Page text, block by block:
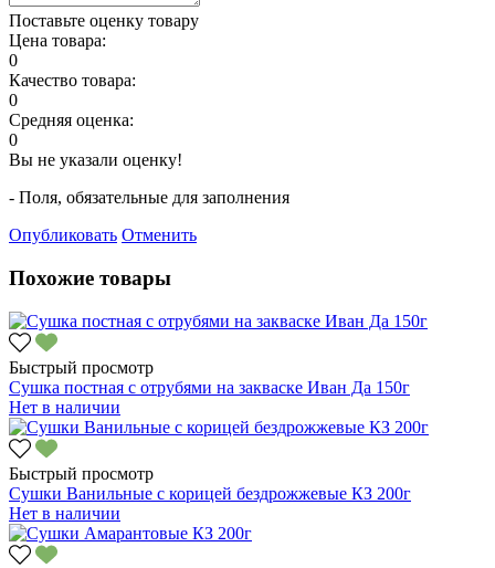
Поставьте оценку товару
Цена товара:
0
Качество товара:
0
Средняя оценка:
0
Вы не указали оценку!
- Поля, обязательные для заполнения
Опубликовать Отменить
Похожие товары
Быстрый просмотр
Сушка постная с отрубями на закваске Иван Да 150г
Нет в наличии
Быстрый просмотр
Сушки Ванильные с корицей бездрожжевые КЗ 200г
Нет в наличии